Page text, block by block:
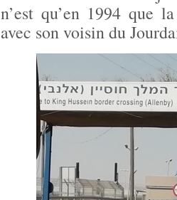
n’est qu’en 1994 que
avec son voisin du